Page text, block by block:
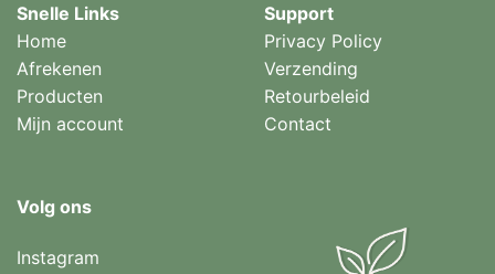
Snelle Links
Home
Afrekenen
Producten
Mijn account
Support
Privacy Policy
Verzending
Retourbeleid
Contact
Volg ons
Instagram